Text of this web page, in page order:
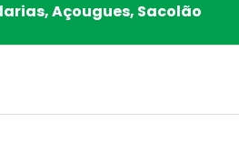
Açougues, Sacolão